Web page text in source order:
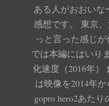
ある人がおおいな
感想です。 東京
っと言った感じが
では本編にはいり
化速度（2016年）
は映像を2014年か
gopro hero2あた